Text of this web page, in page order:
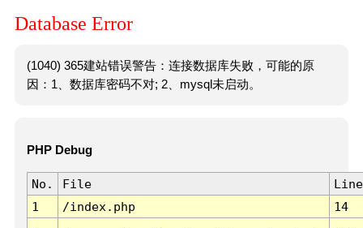
Database Error
(1040) 365建站错误警告：连接数据库失败，可能的原
因：1、数据库密码不对; 2、mysql未启动。
PHP Debug
No. File
Line
1
/index.php 14